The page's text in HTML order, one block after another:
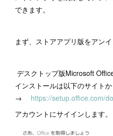
できます。
まず、ストアアプリ版をアン
デスクトップ版Microsoft
インストールは以下のサイトか
→ https://setup.office.com/
アカウントにサイインします。